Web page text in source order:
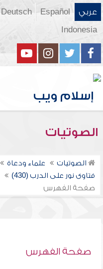
عربي Español
Deutsch
Indonesia
الصوتيات
الصوتيات علماء ودعاة
فتاوى نور على الدرب (430)
صفحة الفهرس
صفحة الفهرس